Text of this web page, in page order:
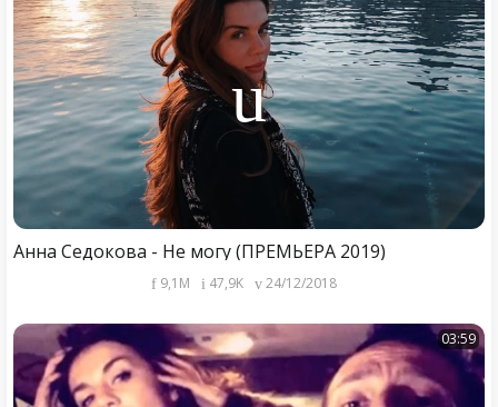
Анна Седокова - Не могу (ПРЕМЬЕРА 2019)
9,1M 47,9K 24/12/2018
03:59